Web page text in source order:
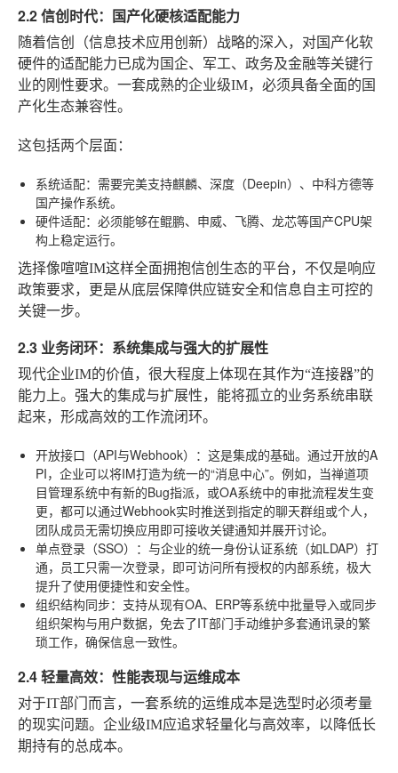
2.2 信创时代：国产化硬核适配能力
随着信创（信息技术应用创新）战略的深入，对国产化软
硬件的适配能力已成为国企、军工、政务及金融等关键行
业的刚性要求。一套成熟的企业级IM，必须具备全面的国
产化生态兼容性。
这包括两个层面：
系统适配：需要完美支持麒麟、深度（Deepin）、中科方德等
国产操作系统。
硬件适配：必须能够在鲲鹏、申威、飞腾、龙芯等国产CPU架
构上稳定运行。
选择像喧喧IM这样全面拥抱信创生态的平台，不仅是响应
政策要求，更是从底层保障供应链安全和信息自主可控的
关键一步。
2.3 业务闭环：系统集成与强大的扩展性
现代企业IM的价值，很大程度上体现在其作为“连接器”的
能力上。强大的集成与扩展性，能将孤立的业务系统串联
起来，形成高效的工作流闭环。
开放接口（API与Webhook） ：这是集成的基础。通过开放的A
PI，企业可以将IM打造为统一的“消息中心”。例如，当禅道项
目管理系统中有新的Bug指派，或OA系统中的审批流程发生变
更，都可以通过Webhook实时推送到指定的聊天群组或个人，
团队成员无需切换应用即可接收关键通知并展开讨论。
单点登录（SSO） ：与企业的统一身份认证系统（如LDAP）打
通，员工只需一次登录，即可访问所有授权的内部系统，极大
提升了使用便捷性和安全性。
组织结构同步：支持从现有OA、ERP等系统中批量导入或同步
组织架构与用户数据，免去了IT部门手动维护多套通讯录的繁
琐工作，确保信息一致性。
2.4 轻量高效：性能表现与运维成本
对于IT部门而言，一套系统的运维成本是选型时必须考量
的现实问题。企业级IM应追求轻量化与高效率，以降低长
期持有的总成本。